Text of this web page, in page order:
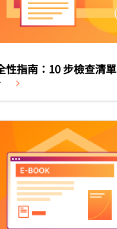
性指南：10 步檢查清單